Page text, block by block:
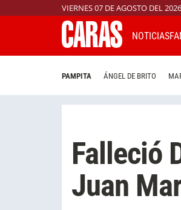
VIERNES 07 DE AGOSTO DEL 2026
NOTICIAS
PAMPITA ÁNGEL DE BRITO
Falleció
Juan